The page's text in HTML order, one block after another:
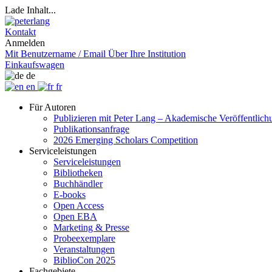
Lade Inhalt...
Kontakt
Anmelden
Mit Benutzername / Email Über Ihre Institution
Einkaufswagen
de
en
fr
Für Autoren
Publizieren mit Peter Lang – Akademische
Publikationsanfrage
2026 Emerging Scholars Competition
Serviceleistungen
Serviceleistungen
Bibliotheken
Buchhändler
E-books
Open Access
Open EBA
Marketing & Presse
Probeexemplare
Veranstaltungen
BiblioCon 2025